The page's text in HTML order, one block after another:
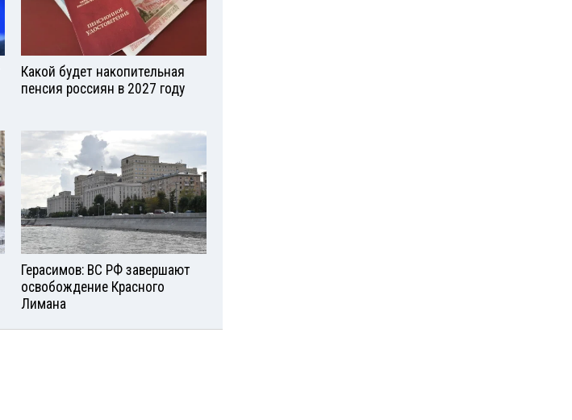
Какой будет накопительная
пенсия россиян в 2027 году
Герасимов: ВС РФ завершают
освобождение Красного
Лимана